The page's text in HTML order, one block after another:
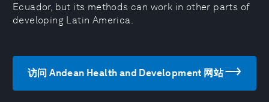
Ecuador, but its methods can work in other parts of
developing Latin America.
访问 Andean Health and Development 网站